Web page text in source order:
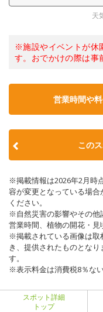
天
※施設やイベントが休
す。おでかけの際は事
営業時間や
この
※掲載情報は2026年2月時
容が変更となっている場
ください。
※自然災害の影響やその他
営業時間、植物の開花・見
※掲載されている画像は取
き、提供されたものとな
す。
※表示料金は消費税8％な
スポット詳細
トップ